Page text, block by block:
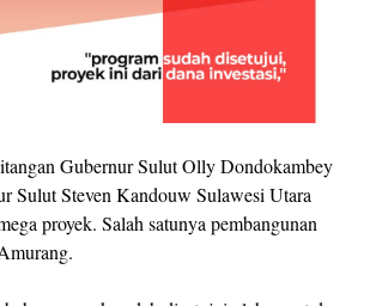
Gubernur Sulut Olly Dondokambey
Sulut Steven Kandouw Sulawesi Utara
proyek. Salah satunya pembangunan